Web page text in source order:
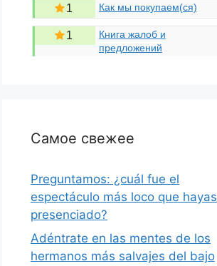
1 Как мы покупаем(ся)
1
Книга жалоб и
предложений
Самое свежее
Preguntamos: ¿cuál fue el
espectáculo más loco que hayas
presenciado?
Adéntrate en las mentes de los
hermanos más salvajes del bajo